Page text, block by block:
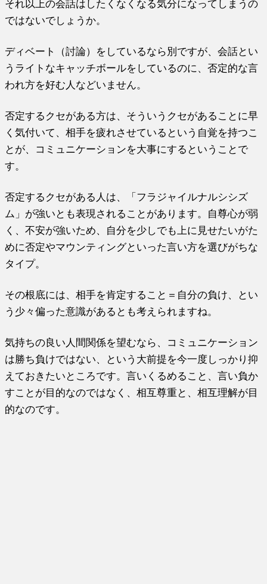
それ以上の会話はしたくなくなる気分になってしまうの
ではないでしょうか。
ディベート（討論）をしているなら別ですが、会話とい
うライトなキャッチボールをしているのに、否定的な言
われ方を好む人などいません。
否定するクセがある方は、そういうクセがあることに早
く気付いて、相手を疲れさせているという自覚を持つこ
とが、コミュニケーションを大事にするということで
す。
否定するクセがある人は、「フラジャイルナルシシズ
ム」が強いとも表現されることがあります。自尊心が弱
く、不安が強いため、自分を少しでも上に見せたいがた
めに否定やマウンティングといった言い方を選びがちな
タイプ。
その根底には、相手を肯定すること＝自分の負け、とい
う少々偏った意識があるとも考えられますね。
気持ちの良い人間関係を望むなら、コミュニケーション
は勝ち負けではない、という大前提を今一度しっかり抑
えておきたいところです。言いくるめること、言い負か
すことが目的なのではなく、相互尊重と、相互理解が目
的なのです。